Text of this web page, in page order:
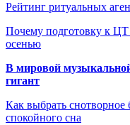
Рейтинг ритуальных
Почему подготовку к
осенью
В мировой
гигант
Как выбрать снотворное
спокойного сна